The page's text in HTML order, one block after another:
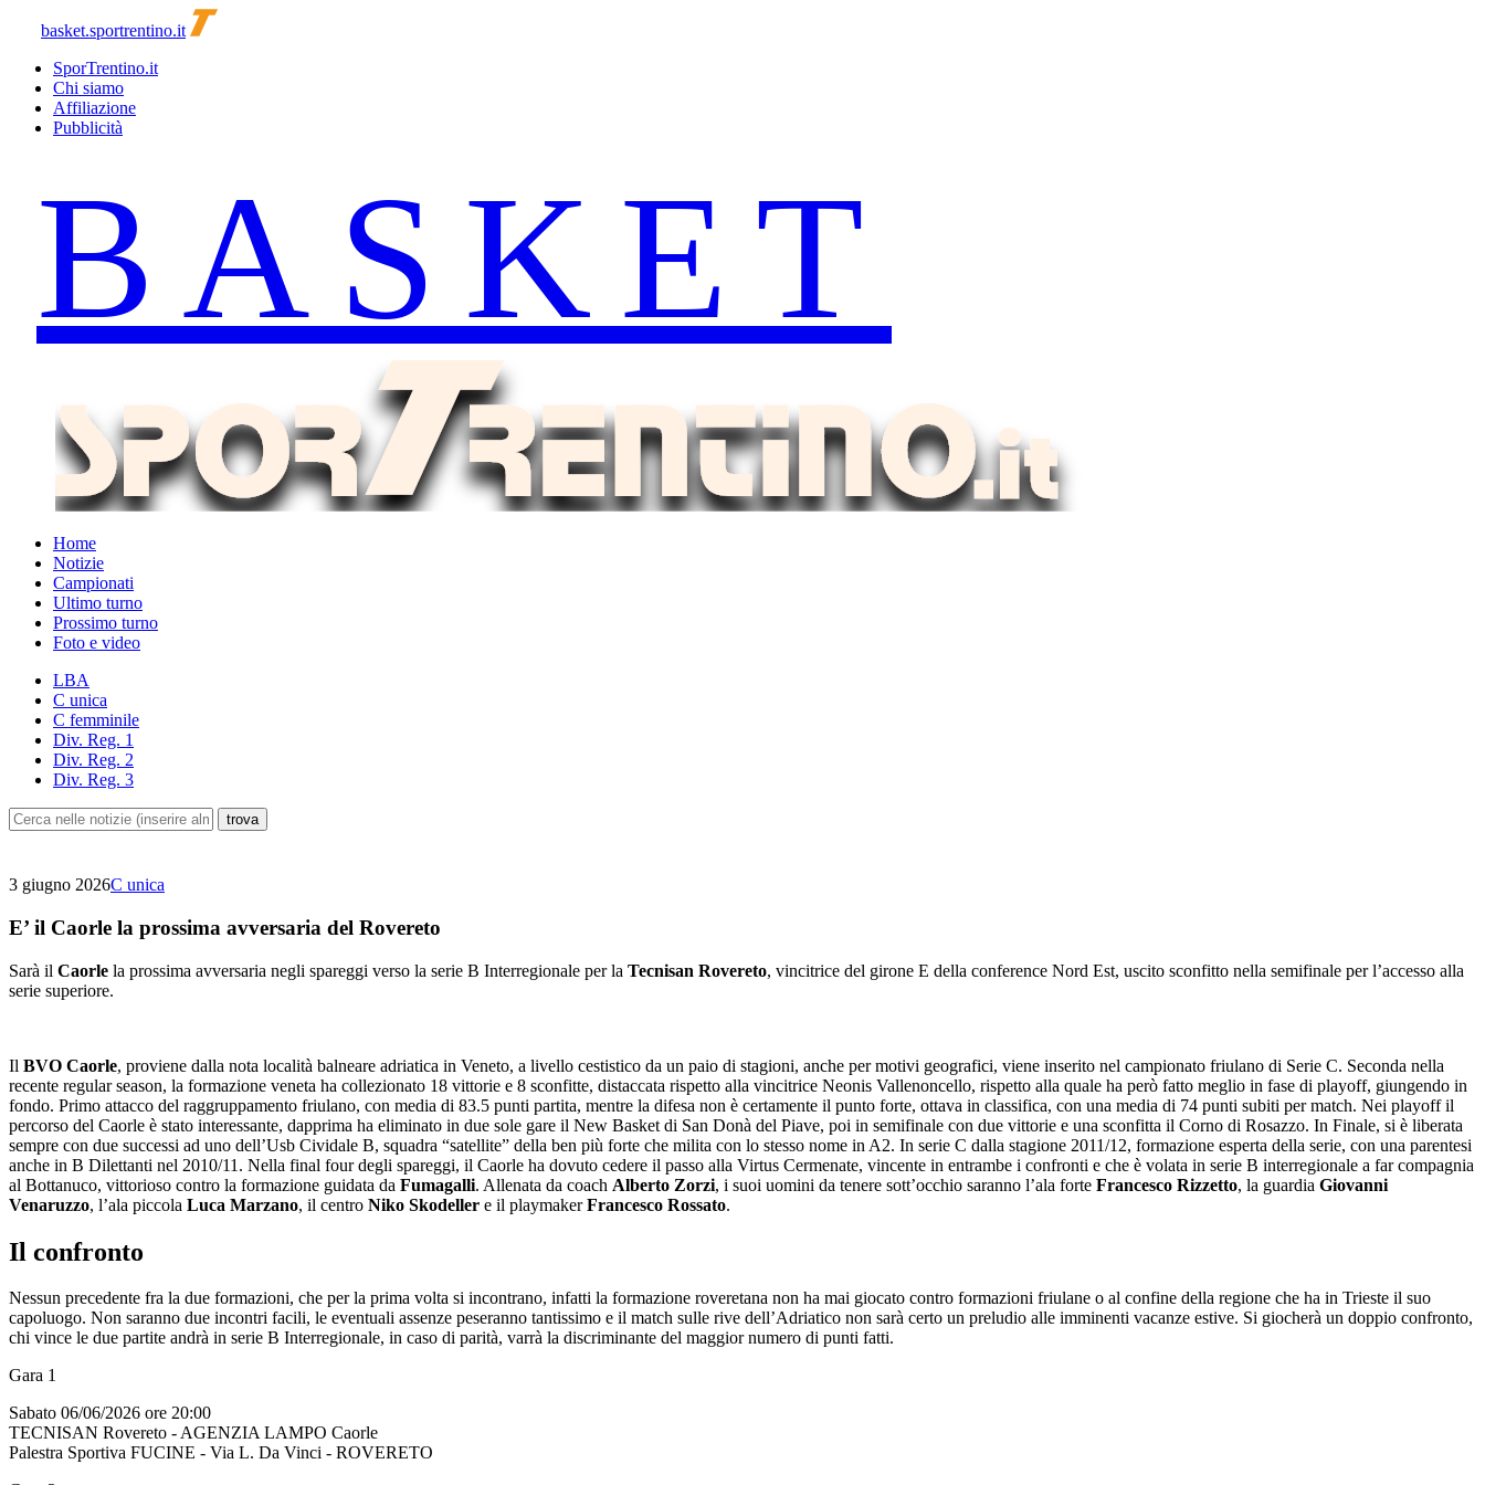
basket.sportrentino.it
SporTrentino.it
Chi siamo
Affiliazione
Pubblicità
Home
Notizie
Campionati
Ultimo turno
Prossimo turno
Foto e video
LBA
C unica
C femminile
Div. Reg. 1
Div. Reg. 2
Div. Reg. 3
3 giugno 2026C unica
E’ il Caorle la prossima avversaria del Rovereto
Sarà il Caorle la prossima avversaria negli spareggi verso la serie B Interregionale per la Tecnisan Rovereto, vincitrice del girone E della conference Nord Est, uscito sconfitto nella semifinale per l’accesso alla
serie superiore.
Il BVO Caorle, proviene dalla nota località balneare adriatica in Veneto, a livello cestistico da un paio di stagioni, anche per motivi geografici, viene inserito nel campionato friulano di Serie C. Seconda nella
recente regular season, la formazione veneta ha collezionato 18 vittorie e 8 sconfitte, distaccata rispetto alla vincitrice Neonis Vallenoncello, rispetto alla quale ha però fatto meglio in fase di playoff, giungendo in
fondo. Primo attacco del raggruppamento friulano, con media di 83.5 punti partita, mentre la difesa non è certamente il punto forte, ottava in classifica, con una media di 74 punti subiti per match. Nei playoff il
percorso del Caorle è stato interessante, dapprima ha eliminato in due sole gare il New Basket di San Donà del Piave, poi in semifinale con due vittorie e una sconfitta il Corno di Rosazzo. In Finale, si è liberata
sempre con due successi ad uno dell’Usb Cividale B, squadra “satellite” della ben più forte che milita con lo stesso nome in A2. In serie C dalla stagione 2011/12, formazione esperta della serie, con una parentesi
anche in B Dilettanti nel 2010/11. Nella final four degli spareggi, il Caorle ha dovuto cedere il passo alla Virtus Cermenate, vincente in entrambe i confronti e che è volata in serie B interregionale a far compagnia
al Bottanuco, vittorioso contro la formazione guidata da Fumagalli. Allenata da coach Alberto Zorzi, i suoi uomini da tenere sott’occhio saranno l’ala forte Francesco Rizzetto, la guardia Giovanni
Venaruzzo, l’ala piccola Luca Marzano, il centro Niko Skodeller e il playmakerFrancesco Rossato.
Il confronto
Nessun precedente fra la due formazioni, che per la prima volta si incontrano, infatti la formazione roveretana non ha mai giocato contro formazioni friulane o al confine della regione che ha in Trieste il suo
capoluogo. Non saranno due incontri facili, le eventuali assenze peseranno tantissimo e il match sulle rive dell’Adriatico non sarà certo un preludio alle imminenti vacanze estive. Si giocherà un doppio confronto,
chi vince le due partite andrà in serie B Interregionale, in caso di parità, varrà la discriminante del maggior numero di punti fatti.
Gara 1
Sabato 06/06/2026 ore 20:00
TECNISAN Rovereto - AGENZIA LAMPO Caorle
Palestra Sportiva FUCINE - Via L. Da Vinci - ROVERETO